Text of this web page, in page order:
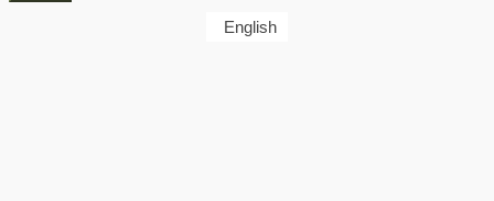
English